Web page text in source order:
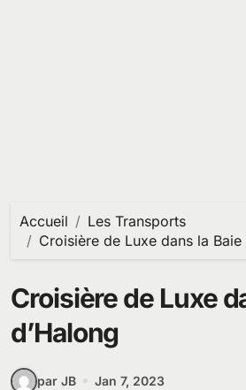
Accueil
Les Transports
Croisière de Luxe dans la Baie
Croisière de Luxe
d’Halong
par JB Jan 7, 2023